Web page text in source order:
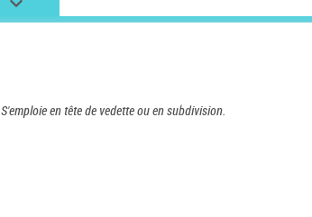
S'emploie en tête de vedette ou en subdivision.